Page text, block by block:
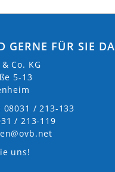
GERNE FÜR SIE DA
Co. KG
5-13
08031 / 213-133
/ 213-119
uns!